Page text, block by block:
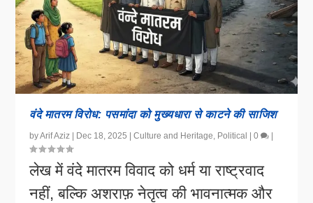
वंदे मातरम विरोध: पसमांदा को मुख्यधारा से काटने की साजिश
byArif Aziz | Dec 18, 2025 |Culture and Heritage Political |0 |
लेख में वंदे मातरम विवाद को धर्म या राष्ट्रवाद
नहीं, बल्कि अशराफ़ नेतृत्व की भावनात्मक और